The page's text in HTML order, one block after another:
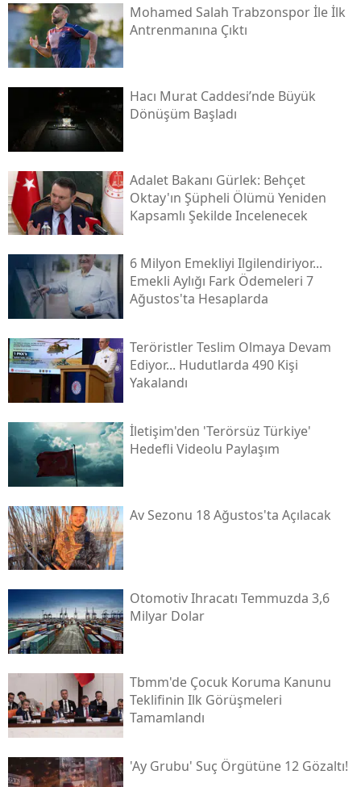
Mohamed Salah Trabzonspor İle İlk
Antrenmanına Çıktı
Hacı Murat Caddesi’nde Büyük
Dönüşüm Başladı
Adalet Bakanı Gürlek: Behçet
Oktay'ın Şüpheli Ölümü Yeniden
Kapsamlı Şekilde Incelenecek
6 Milyon Emekliyi Ilgilendiriyor...
Emekli Aylığı Fark Ödemeleri 7
Ağustos'ta Hesaplarda
Teröristler Teslim Olmaya Devam
Ediyor... Hudutlarda 490 Kişi
Yakalandı
İletişim'den 'terörsüz Türkiye'
Hedefli Videolu Paylaşım
Av Sezonu 18 Ağustos'ta Açılacak
Otomotiv Ihracatı Temmuzda 3,6
Milyar Dolar
Tbmm'de Çocuk Koruma Kanunu
Teklifinin Ilk Görüşmeleri
Tamamlandı
'ay Grubu' Suç Örgütüne 12 Gözaltı!